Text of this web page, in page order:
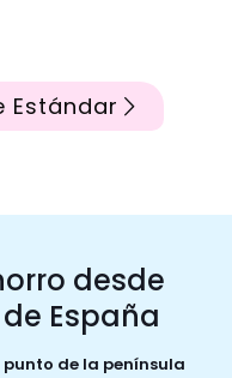
Estándar
desde
España
de la península